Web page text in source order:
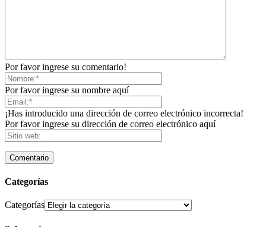
Por favor ingrese su comentario!
Por favor ingrese su nombre aquí
¡Has introducido una dirección de correo electrónico incorrecta!
Por favor ingrese su dirección de correo electrónico aquí
Categorías
Categorías